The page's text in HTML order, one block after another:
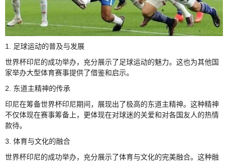
1. 足球运动的普及与发展
世界杯印尼的成功举办，充分展示了足球运动的魅力。这也为其他国
家举办大型体育赛事提供了借鉴和启示。
2. 东道主精神的传承
印尼在筹备世界杯印尼期间，展现出了极高的东道主精神。这种精神
不仅体现在赛事筹备上，更体现在对球迷的关爱和对各国友人的热情
款待。
3. 体育与文化的融合
世界杯印尼的成功举办，充分展示了体育与文化的完美融合。这种融